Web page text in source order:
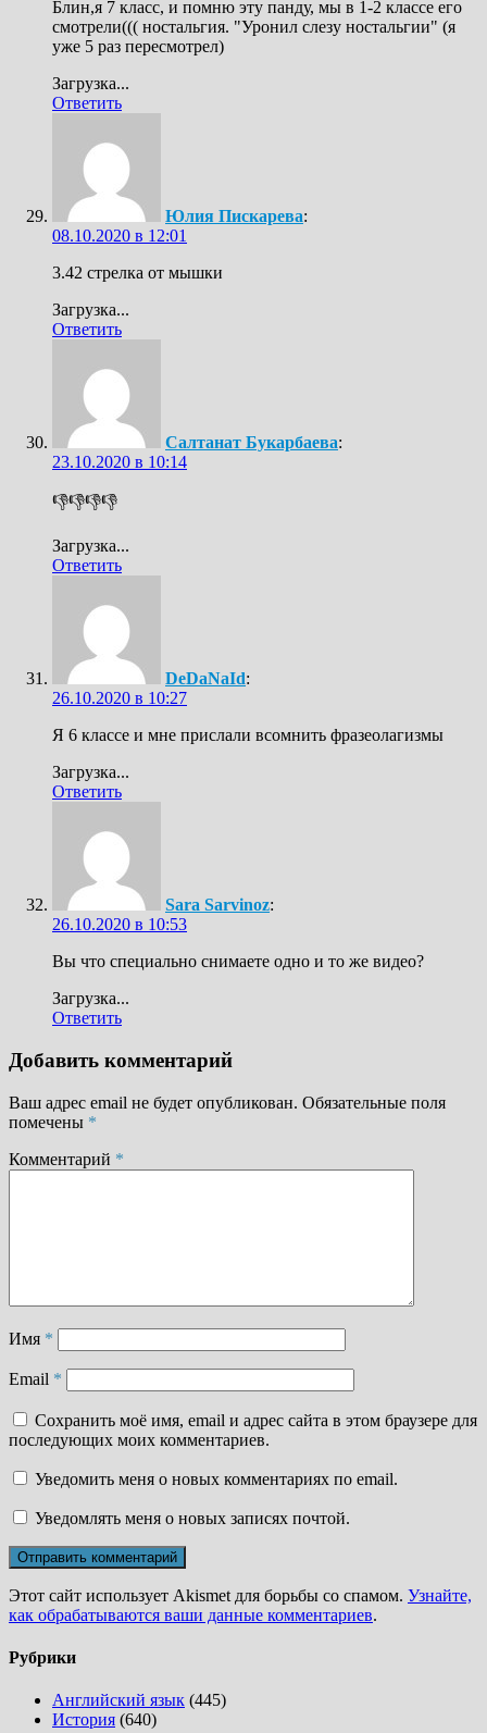
Блин,я 7 класс, и помню эту панду, мы в 1-2 классе его
смотрели((( ностальгия. "Уронил слезу ностальгии" (я
уже 5 раз пересмотрел)
Загрузка...
Ответить
Юлия Пискарева:
08.10.2020 в 12:01
3.42 стрелка от мышки
Загрузка...
Ответить
Салтанат Букарбаева:
23.10.2020 в 10:14
👎👎👎👎
Загрузка...
Ответить
DeDaNaId:
26.10.2020 в 10:27
Я 6 классе и мне прислали всомнить фразеолагизмы
Загрузка...
Ответить
Sara Sarvinoz:
26.10.2020 в 10:53
Вы что специально снимаете одно и то же видео?
Загрузка...
Ответить
Добавить комментарий
Ваш адрес email не будет опубликован. Обязательные поля
помечены *
Комментарий *
Имя *
Email *
Сохранить моё имя, email и адрес сайта в этом браузере для
последующих моих комментариев.
Уведомить меня о новых комментариях по email.
Уведомлять меня о новых записях почтой.
Этот сайт использует Akismet для борьбы со спамом. Узнайте,
как обрабатываются ваши данные комментариев.
Рубрики
Английский язык (445)
История (640)